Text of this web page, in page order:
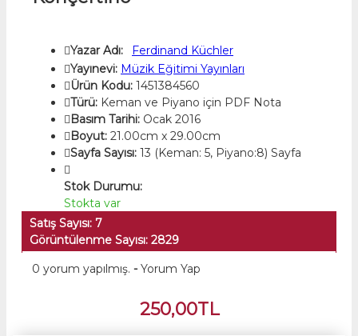
Yazar Adı:
Ferdinand Küchler
Yayınevi: Müzik Eğitimi Yayınları
Ürün Kodu: 1451384560
Türü: Keman ve Piyano için PDF Nota
Basım Tarihi: Ocak 2016
Boyut: 21.00cm x 29.00cm
Sayfa Sayısı: 13 (Keman: 5, Piyano:8) Sayfa
Stok Durumu:
Stokta var
Satış Sayısı: 7
Görüntülenme Sayısı: 2829
0 yorum yapılmış. - Yorum Yap
250,00TL